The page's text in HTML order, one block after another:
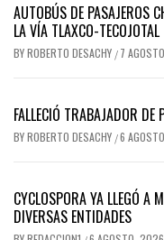
AUTOBÚS DE PASAJEROS
LA VÍA TLAXCO-TECOJOTAL
BYROBERTO DESACHY / 7
FALLECIÓ TRABAJADOR DE
BYROBERTO DESACHY /6
CYCLOSPORA YA LLEGÓ A
DIVERSAS ENTIDADES